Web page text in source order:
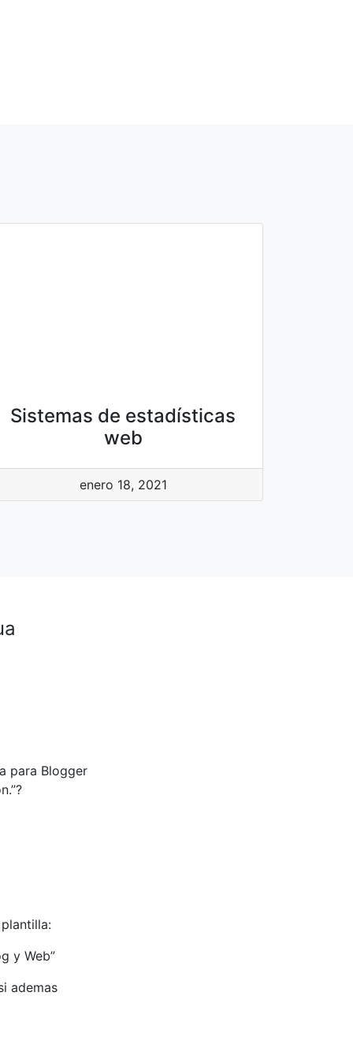
Sistemas de estadísticas
web
enero 18, 2021
para Blogger
y Web”
ademas